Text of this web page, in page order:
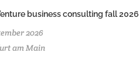
business consulting fall 2026
2026
am Main